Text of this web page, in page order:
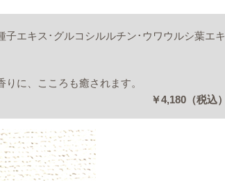
エキス･グルコシルルチン･ウワウルシ葉エキ
に、こころも癒されます。
￥4,180（税込）